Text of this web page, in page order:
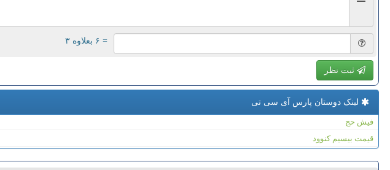
= ۶ بعلاوه ۳
ثبت نظر
لینک دوستان پارس آی سی تی
فیش حج
قیمت بیسیم کنوود